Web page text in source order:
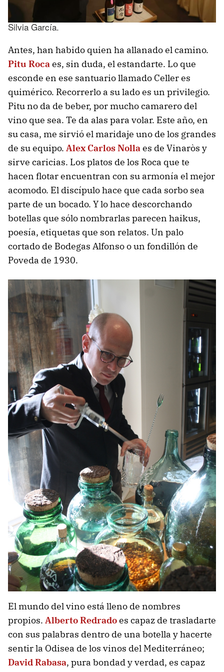
Silvia García.
Antes, han habido quien ha allanado el camino.
Pitu Rocaes, sin duda, el estandarte. Lo que
esconde en ese santuario llamado Celler es
quimérico. Recorrerlo a su lado es un privilegio.
Pitu no da de beber, por mucho camarero del
vino que sea. Te da alas para volar. Este año, en
su casa, me sirvió el maridaje uno de los grandes
de su equipo. Alex Carlos Nollaes de Vinaròs y
sirve caricias. Los platos de los Roca que te
hacen flotar encuentran con su armonía el mejor
acomodo. El discípulo hace que cada sorbo sea
parte de un bocado. Y lo hace descorchando
botellas que sólo nombrarlas parecen haikus,
poesía, etiquetas que son relatos. Un palo
cortado de Bodegas Alfonso o un fondillón de
Poveda de 1930.
El mundo del vino está lleno de nombres
propios. Alberto Redradoes capaz de trasladarte
con sus palabras dentro de una botella y hacerte
sentir la Odisea de los vinos del Mediterráneo;
David Rabasa, pura bondad y verdad, es capaz